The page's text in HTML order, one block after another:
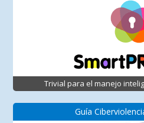
Trivial para el manejo
Guía